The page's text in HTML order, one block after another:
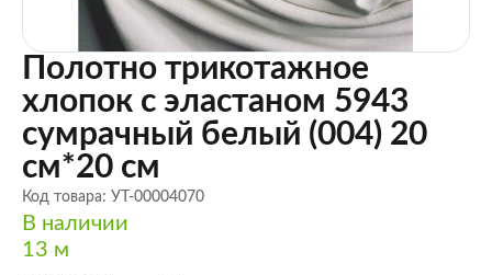
Полотно трикотажное
хлопок с эластаном 5943
сумрачный белый (004) 20
см*20 см
Код товара: УТ-00004070
В наличии
13 м